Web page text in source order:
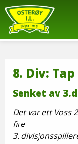
8. Div:
Senket av
Det var ett Voss
fire
3.